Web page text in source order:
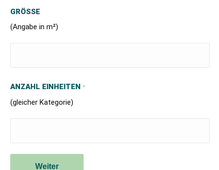
GRÖSSE
(Angabe in m²)
ANZAHL EINHEITEN *
(gleicher Kategorie)